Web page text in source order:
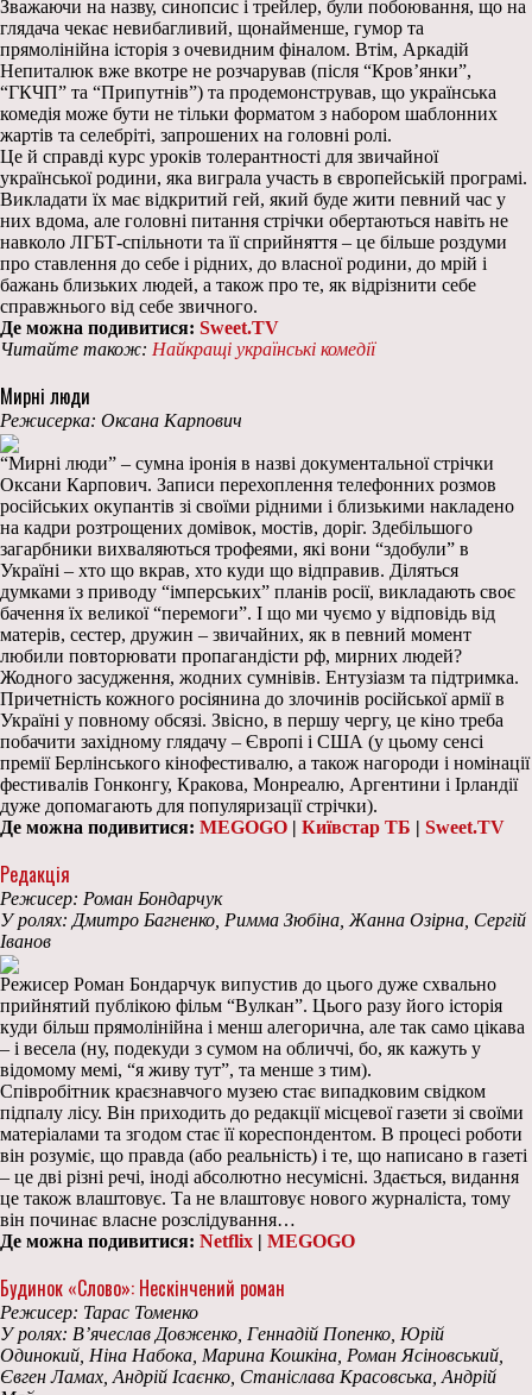
Зважаючи на назву, синопсис і трейлер, були побоювання, що на
глядача чекає невибагливий, щонайменше, гумор та
прямолінійна історія з очевидним фіналом. Втім, Аркадій
Непиталюк вже вкотре не розчарував (після “Кров’янки”,
“ГКЧП” та “Припутнів”) та продемонстрував, що українська
комедія може бути не тільки форматом з набором шаблонних
жартів та селебріті, запрошених на головні ролі.
Це й справді курс уроків толерантності для звичайної
української родини, яка виграла участь в європейській програмі.
Викладати їх має відкритий гей, який буде жити певний час у
них вдома, але головні питання стрічки обертаються навіть не
навколо ЛГБТ-спільноти та її сприйняття – це більше роздуми
про ставлення до себе і рідних, до власної родини, до мрій і
бажань близьких людей, а також про те, як відрізнити себе
справжнього від себе звичного.
Де можна подивитися: Sweet.TV
Читайте також: Найкращі українські комедії
Мирні люди
Режисерка: Оксана Карпович
“Мирні люди” – сумна іронія в назві документальної стрічки
Оксани Карпович. Записи перехоплення телефонних розмов
російських окупантів зі своїми рідними і близькими накладено
на кадри розтрощених домівок, мостів, доріг. Здебільшого
загарбники вихваляються трофеями, які вони “здобули” в
Україні – хто що вкрав, хто куди що відправив. Діляться
думками з приводу “імперських” планів росії, викладають своє
бачення їх великої “перемоги”. І що ми чуємо у відповідь від
матерів, сестер, дружин – звичайних, як в певний момент
любили повторювати пропагандісти рф, мирних людей?
Жодного засудження, жодних сумнівів. Ентузіазм та підтримка.
Причетність кожного росіянина до злочинів російської армії в
Україні у повному обсязі. Звісно, в першу чергу, це кіно треба
побачити західному глядачу – Європі і США (у цьому сенсі
премії Берлінського кінофестивалю, а також нагороди і номінації
фестивалів Гонконгу, Кракова, Монреалю, Аргентини і Ірландії
дуже допомагають для популяризації стрічки).
Де можна подивитися: MEGOGO | Київстар ТБ | Sweet.TV
Редакція
Режисер: Роман Бондарчук
У ролях: Дмитро Багненко, Римма Зюбіна, Жанна Озірна, Сергій
Іванов
Режисер Роман Бондарчук випустив до цього дуже схвально
прийнятий публікою фільм “Вулкан”. Цього разу його історія
куди більш прямолінійна і менш алегорична, але так само цікава
– і весела (ну, подекуди з сумом на обличчі, бо, як кажуть у
відомому мемі, “я живу тут”, та менше з тим).
Співробітник краєзнавчого музею стає випадковим свідком
підпалу лісу. Він приходить до редакції місцевої газети зі своїми
матеріалами та згодом стає її кореспондентом. В процесі роботи
він розуміє, що правда (або реальність) і те, що написано в газеті
– це дві різні речі, іноді абсолютно несумісні. Здається, видання
це також влаштовує. Та не влаштовує нового журналіста, тому
він починає власне розслідування…
Де можна подивитися: Netflix | MEGOGO
Будинок «Слово»: Нескінчений роман
Режисер: Тарас Томенко
У ролях: В’ячеслав Довженко, Геннадій Попенко, Юрій
Одинокий, Ніна Набока, Марина Кошкіна, Роман Ясіновський,
Євген Ламах, Андрій Ісаєнко, Станіслава Красовська, Андрій